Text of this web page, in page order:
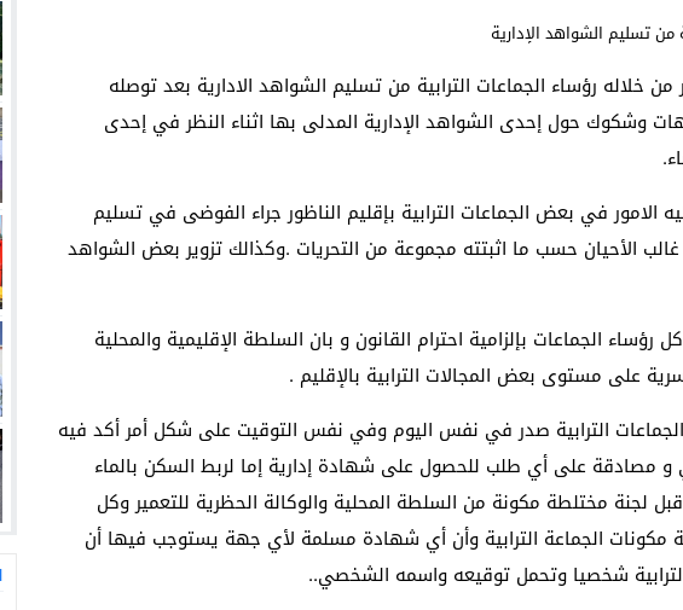
خلاله رؤساء الجماعات الترابية من تسليم الشواهد الادارية بعد توصله
وشكوك حول إحدى الشواهد الإدارية المدلى بها اثناء النظر في إحدى
في بعض الجماعات الترابية بإقليم الناظور جراء الفوضى في تسليم
غالب الأحيان حسب ما اثبتته مجموعة من التحريات .وكذالك تزوير بعض الشواهد
الجماعات بإلزامية احترام القانون و بان السلطة الإقليمية والمحلية
على مستوى بعض المجالات الترابية بالإقليم .
الترابية صدر في نفس اليوم وفي نفس التوقيت على شكل أمر أكد فيه
و مصادقة على أي طلب للحصول على شهادة إدارية إما لربط السكن بالماء
لجنة مختلطة مكونة من السلطة المحلية والوكالة الحظرية للتعمير وكل
مكونات الجماعة الترابية وأن أي شهادة مسلمة لأي جهة يستوجب فيها أن
شخصيا وتحمل توقيعه واسمه الشخصي..